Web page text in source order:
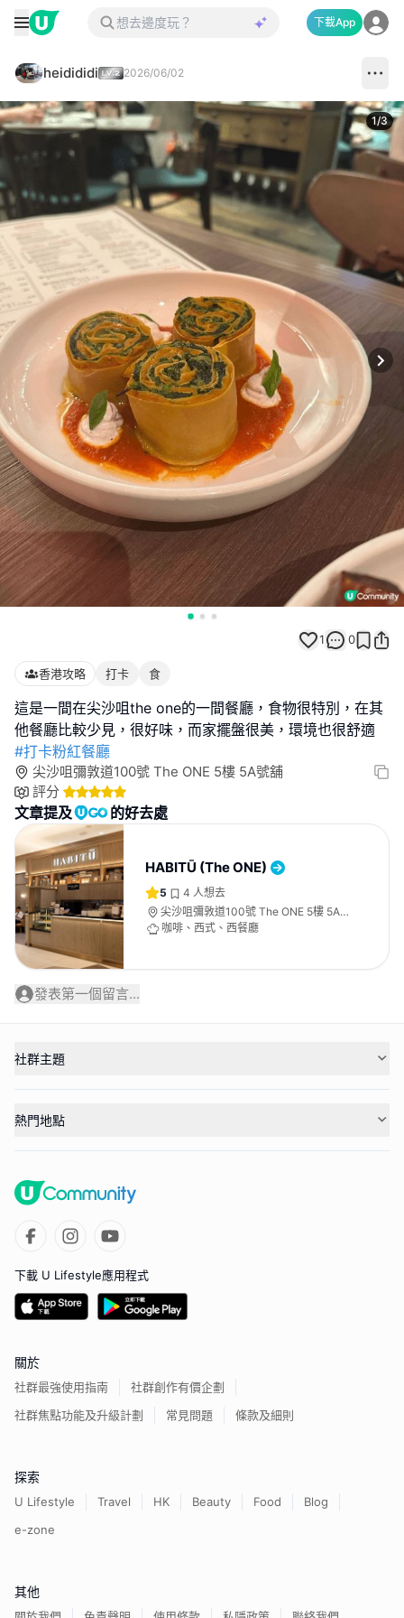
下載App
heidididi 2026/06/02
1/3
1 0
香港攻略 打卡 食
這是一間在尖沙咀the one的一間餐廳，食物很特別，在其
#打卡粉紅餐廳
尖沙咀彌敦道100號 The ONE 5樓 5A號舖
評分
文章提及 的好去處
HABITŪ (The ONE)
5 4 人想去
尖沙咀彌敦道100號 The ONE 5樓 5A
號舖
咖啡、西式、西餐廳
發表第一個留言...
社群主題
熱門地點
下載 U Lifestyle應用程式
關於
社群最強使用指南
社群創作有價企劃
社群焦點功能及升級計劃
常見問題 條款及細則
探索
U Lifestyle Travel HK Beauty Food
Blog
e-zone
其他